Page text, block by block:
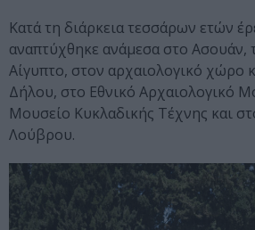
Κατά τη διάρκεια τεσσάρων ετών
αναπτύχθηκε ανάμεσα στο Ασουάν,
Αίγυπτο, στον αρχαιολογικό χώρο
Δήλου, στο Εθνικό Αρχαιολογικό
Μουσείο Κυκλαδικής Τέχνης και
Λούβρου.